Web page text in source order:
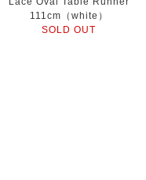
111cm（white）
SOLD OUT